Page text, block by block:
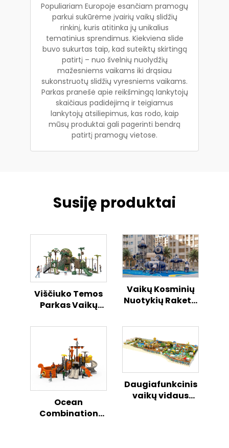
Populiariam Europoje esančiam pramogų
parkui sukūrėme įvairių vaikų slidžių
rinkinį, kuris atitinka jų unikalius
tematinius sprendimus. Kiekviena slide
buvo sukurtas taip, kad suteiktų skirtingą
patirtį – nuo švelnių nuolydžių
mažesniems vaikams iki drąsiau
sukonstruotų slidžių vyresniems vaikams.
Parkas pranešė apie reikšmingą lankytojų
skaičiaus padidėjimą ir teigiamus
lankytojų atsiliepimus, kas rodo, kaip
mūsų produktai gali pagerinti bendrą
patirtį pramogų vietose.
Susiję produktai
Viščiuko Temos
Parkas Vaikų
Danguje Žaidimų
Aikštelė
Vaikų Kosminių
Nuotykių Raketa
Ocean
Combination
Daugiafunkcinis
vaikų vidaus